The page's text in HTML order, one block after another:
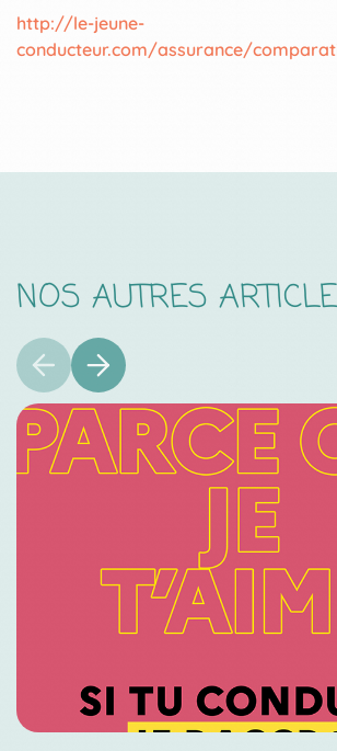
http://le-jeune-
conducteur.com/assurance/
NOS AUTRES